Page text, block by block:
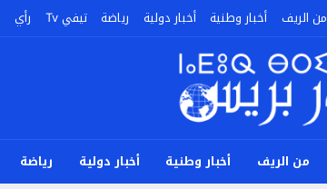
من الريف أخبار وطنية أخبار دولية رياضة تيفي Tv رأي
من الريف أخبار وطنية أخبار دولية رياضة